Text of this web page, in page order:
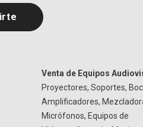
Venta de Equipos
Proyectores, Soportes,
Amplificadores,
Micrófonos, Equipos de